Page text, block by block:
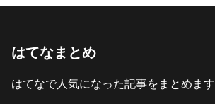
はてなまとめ
はてなで人気になった記事をまとめます